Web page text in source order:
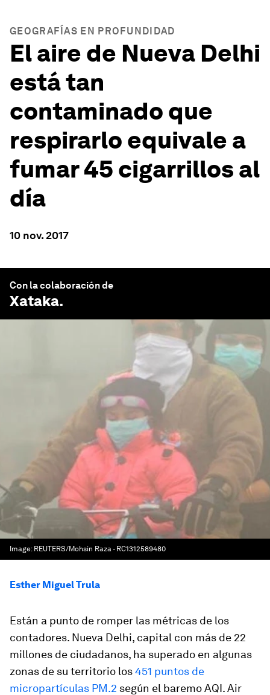
GEOGRAFÍAS EN PROFUNDIDAD
El aire de Nueva Delhi
está tan
contaminado que
respirarlo equivale a
fumar 45 cigarrillos al
día
10 nov. 2017
Con la colaboración de
Xataka.
Image: REUTERS/Mohsin Raza - RC1312589480
Esther Miguel Trula
Están a punto de romper las métricas de los
contadores. Nueva Delhi, capital con más de 22
millones de ciudadanos, ha superado en algunas
zonas de su territorio los451 puntos de
micropartículas PM.2 según el baremo AQI. Air